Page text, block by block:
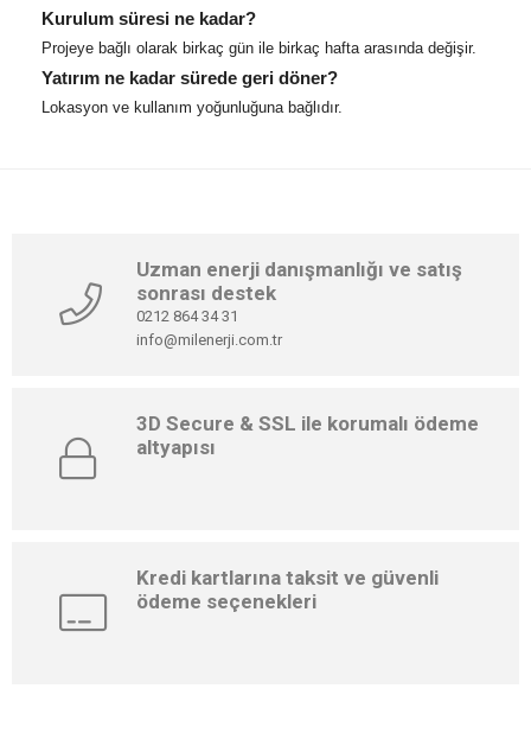
Kurulum süresi ne kadar?
Projeye bağlı olarak birkaç gün ile birkaç hafta arasında değişir.
Yatırım ne kadar sürede geri döner?
Lokasyon ve kullanım yoğunluğuna bağlıdır.
Uzman enerji danışmanlığı ve satış
sonrası destek
0212 864 34 31
info@milenerji.com.tr
3D Secure & SSL ile korumalı ödeme
altyapısı
Kredi kartlarına taksit ve güvenli
ödeme seçenekleri